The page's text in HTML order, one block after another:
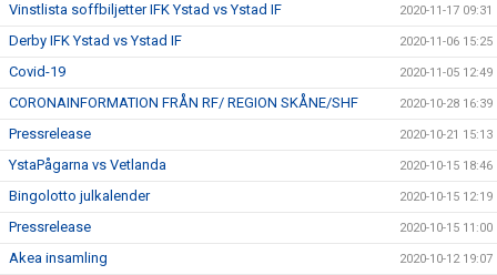
Vinstlista soffbiljetter IFK Ystad vs Ystad IF 2020-11-17 09:31
Derby IFK Ystad vs Ystad IF 2020-11-06 15:25
Covid-19 2020-11-05 12:49
CORONAINFORMATION FRÅN RF/ REGION SKÅNE/SHF 2020-10-28 16:39
Pressrelease 2020-10-21 15:13
YstaPågarna vs Vetlanda 2020-10-15 18:46
Bingolotto julkalender 2020-10-15 12:19
Pressrelease 2020-10-15 11:00
Akea insamling 2020-10-12 19:07